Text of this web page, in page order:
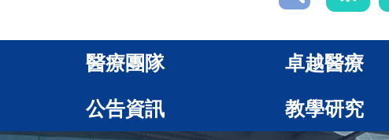
醫療團隊 卓越醫療
公告資訊 教學研究